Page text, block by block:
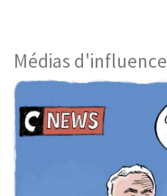
Médias d'influence